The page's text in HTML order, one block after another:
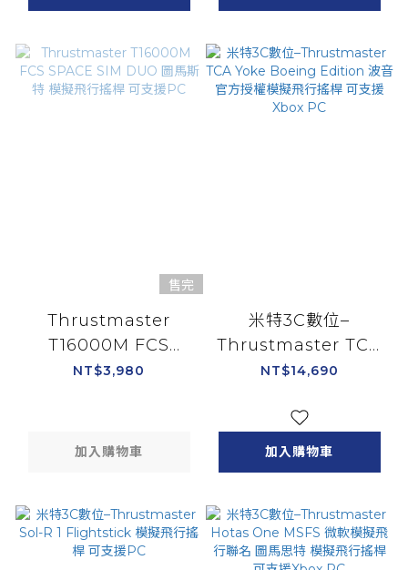
售完
Thrustmaster
T16000M FCS
SPACE SIM DUO 圖
NT$3,980
加入購物車
米特3C數位–
Thrustmaster TCA
Yoke Boeing
權模擬飛行搖桿 可支
援Xbox PC
NT$14,690
加入購物車